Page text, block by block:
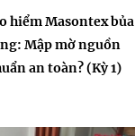
hiểm Masontex bủa
Mập mờ nguồn
an toàn? (Kỳ 1)